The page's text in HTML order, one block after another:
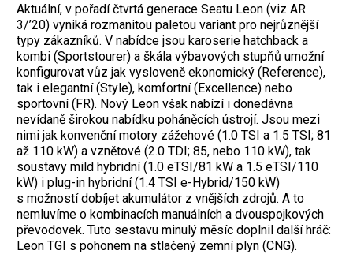
Aktuální, v pořadí čtvrtá generace Seatu Leon (viz AR
3/’20) vyniká rozmanitou paletou variant pro nejrůznější
typy zákazníků. V nabídce jsou karoserie hatchback a
kombi (Sportstourer) a škála výbavových stupňů umožní
konfigurovat vůz jak vysloveně ekonomický (Reference),
tak i elegantní (Style), komfortní (Excellence) nebo
sportovní (FR). Nový Leon však nabízí i donedávna
nevídaně širokou nabídku poháněcích ústrojí. Jsou mezi
nimi jak konvenční motory zážehové (1.0 TSI a 1.5 TSI; 81
až 110 kW) a vznětové (2.0 TDI; 85, nebo 110 kW), tak
soustavy mild hybridní (1.0 eTSI/81 kW a 1.5 eTSI/110
kW) i plug-in hybridní (1.4 TSI e-Hybrid/150 kW)
s možností dobíjet akumulátor z vnějších zdrojů. A to
nemluvíme o kombinacích manuálních a dvouspojkových
převodovek. Tuto sestavu minulý měsíc doplnil další hráč:
Leon TGI s pohonem na stlačený zemní plyn (CNG).